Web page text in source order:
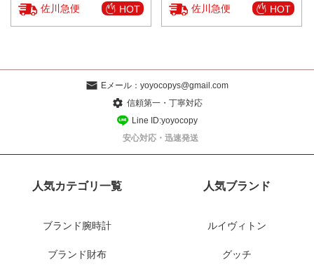
佐川急便 HOT 佐川急便 HOT
Eメール： yoyocopys@gmail.com
信頼第一・丁寧対応
Line ID:yoyocopy
安心対応・迅速発送
人気カテゴリ一覧
ブランド腕時計
ブランド財布
人気ブランド
ルイヴィトン
グッチ